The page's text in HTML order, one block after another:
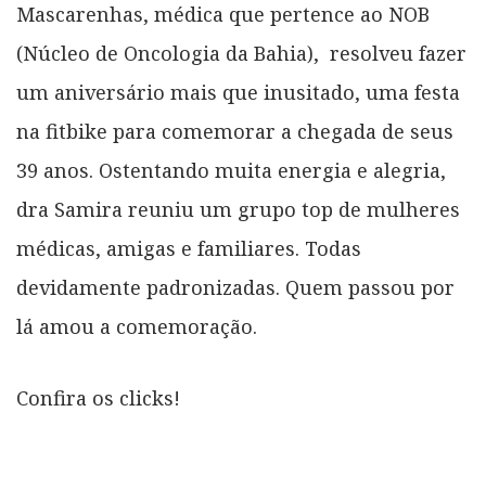
Mascarenhas, médica que pertence ao NOB
(Núcleo de Oncologia da Bahia), resolveu fazer
um aniversário mais que inusitado, uma festa
na fitbike para comemorar a chegada de seus
39 anos. Ostentando muita energia e alegria,
dra Samira reuniu um grupo top de mulheres
médicas, amigas e familiares. Todas
devidamente padronizadas. Quem passou por
lá amou a comemoração.
Confira os clicks!